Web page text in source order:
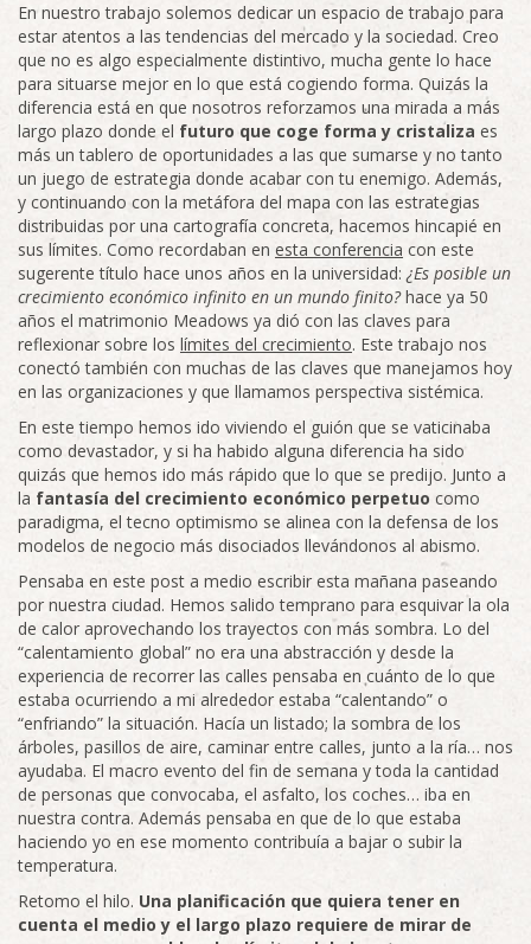
En nuestro trabajo solemos dedicar un espacio de trabajo para
estar atentos a las tendencias del mercado y la sociedad. Creo
que no es algo especialmente distintivo, mucha gente lo hace
para situarse mejor en lo que está cogiendo forma. Quizás la
diferencia está en que nosotros reforzamos una mirada a más
largo plazo donde el futuro que coge forma y cristaliza es
más un tablero de oportunidades a las que sumarse y no tanto
un juego de estrategia donde acabar con tu enemigo. Además,
y continuando con la metáfora del mapa con las estrategias
distribuidas por una cartografía concreta, hacemos hincapié en
sus límites. Como recordaban en esta conferencia con este
sugerente título hace unos años en la universidad: ¿Es posible un
crecimiento económico infinito en un mundo finito?hace ya 50
años el matrimonio Meadows ya dió con las claves para
reflexionar sobre los límites del crecimiento. Este trabajo nos
conectó también con muchas de las claves que manejamos hoy
en las organizaciones y que llamamos perspectiva sistémica.
En este tiempo hemos ido viviendo el guión que se vaticinaba
como devastador, y si ha habido alguna diferencia ha sido
quizás que hemos ido más rápido que lo que se predijo. Junto a
la fantasía del crecimiento económico perpetuo como
paradigma, el tecno optimismo se alinea con la defensa de los
modelos de negocio más disociados llevándonos al abismo.
Pensaba en este post a medio escribir esta mañana paseando
por nuestra ciudad. Hemos salido temprano para esquivar la ola
de calor aprovechando los trayectos con más sombra. Lo del
“calentamiento global” no era una abstracción y desde la
experiencia de recorrer las calles pensaba en cuánto de lo que
estaba ocurriendo a mi alrededor estaba “calentando” o
“enfriando” la situación. Hacía un listado; la sombra de los
árboles, pasillos de aire, caminar entre calles, junto a la ría… nos
ayudaba. El macro evento del fin de semana y toda la cantidad
de personas que convocaba, el asfalto, los coches… iba en
nuestra contra. Además pensaba en que de lo que estaba
haciendo yo en ese momento contribuía a bajar o subir la
temperatura.
Retomo el hilo. Una planificación que quiera tener en
cuenta el medio y el largo plazo requiere de mirar de